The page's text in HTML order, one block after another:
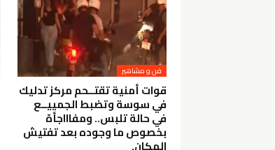
فن و مشاهير
قوات أمنية تقتــحم مركز تدليك
في سوسة وتضبط الجمييــع
في حالة تلبس.. ومفاااجأة
بخصوص ما وجوده بعد تفتيش